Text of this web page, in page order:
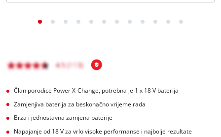
Član porodice Power X-Change, potrebna je 1 x 18 V baterija
Zamjenjiva baterija za beskonačno vrijeme rada
Brza i jednostavna zamjena baterije
Napajanje od 18 V za vrlo visoke performanse i najbolje rezultate